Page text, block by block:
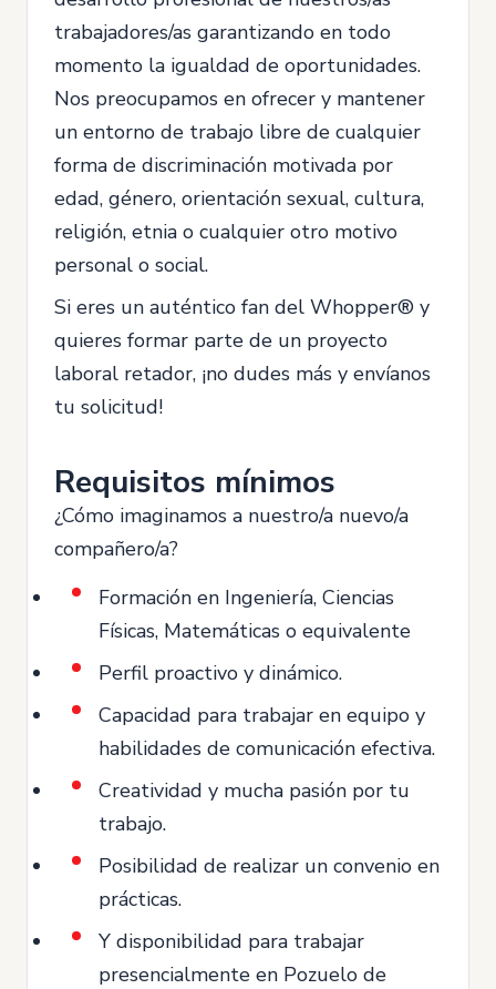
trabajadores/as garantizando en todo
momento la igualdad de oportunidades.
Nos preocupamos en ofrecer y mantener
un entorno de trabajo libre de cualquier
forma de discriminación motivada por
edad, género, orientación sexual, cultura,
religión, etnia o cualquier otro motivo
personal o social.
Si eres un auténtico fan del Whopper® y
quieres formar parte de un proyecto
laboral retador, ¡no dudes más y envíanos
tu solicitud!
Requisitos mínimos
¿Cómo imaginamos a nuestro/a nuevo/a
compañero/a?
Formación en Ingeniería, Ciencias
Físicas, Matemáticas o equivalente
Perfil proactivo y dinámico.
Capacidad para trabajar en equipo y
habilidades de comunicación efectiva.
Creatividad y mucha pasión por tu
trabajo.
Posibilidad de realizar un convenio en
prácticas.
Y disponibilidad para trabajar
presencialmente en Pozuelo de